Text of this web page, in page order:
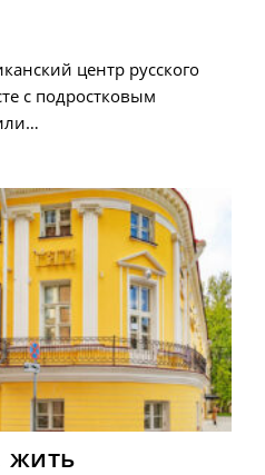
центр русского
с подростковым
жить